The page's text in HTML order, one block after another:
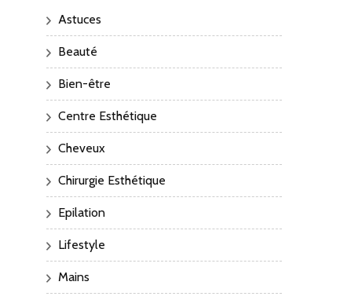
Astuces
Beauté
Bien-être
Centre Esthétique
Cheveux
Chirurgie Esthétique
Epilation
Lifestyle
Mains